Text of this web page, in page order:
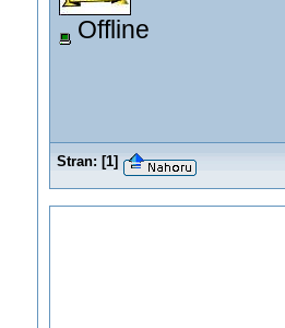
Offline
Stran: [1]